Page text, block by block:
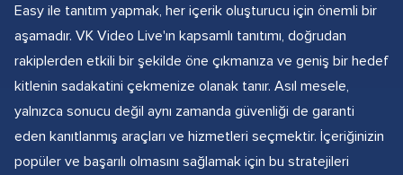
Easy ile tanıtım yapmak, her içerik oluşturucu için önemli bir
aşamadır. VK Video Live'ın kapsamlı tanıtımı, doğrudan
rakiplerden etkili bir şekilde öne çıkmanıza ve geniş bir hedef
kitlenin sadakatini çekmenize olanak tanır. Asıl mesele,
yalnızca sonucu değil aynı zamanda güvenliği de garanti
eden kanıtlanmış araçları ve hizmetleri seçmektir. İçeriğinizin
popüler ve başarılı olmasını sağlamak için bu stratejileri